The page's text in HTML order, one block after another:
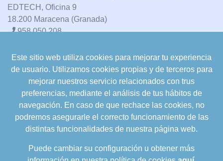
EDTECH, Oficina 9
18.200 Maracena (Granada)
958 050 208
formacion@cualifica2.es
SEDE POZO ALCÓN
Pol. Ind. "La Asomadilla",
Nave 5-6 y anexos
23485 Pozo Alcón (Jaén)
958 050 208
958 991 970
Este sitio web utiliza cookies para mejorar tu experiencia
de usuario. Utilizamos cookies propias y de terceros para
mejorar nuestros servicio relacionados con trus
preferencias, mediante el análisis de tus hábitos de
navegación. En caso de que rechace las cookies, no
podremos asegurarle el correcto funcionamiento de las
distintas funcionalidades de nuestra página web.
Puede cambiar su configuración u obtener más